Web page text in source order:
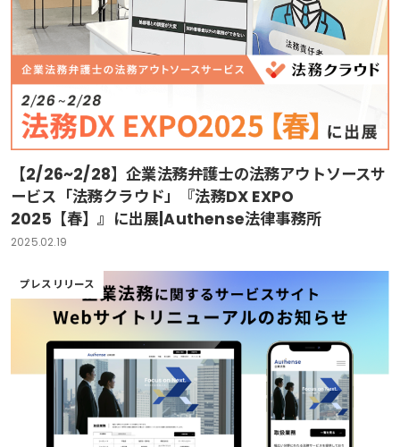
【2/26~2/28】企業法務弁護士の法務アウトソースサ
ービス「法務クラウド」『法務DX EXPO
2025【春】』に出展|Authense法律事務所
2025.02.19
プレスリリース